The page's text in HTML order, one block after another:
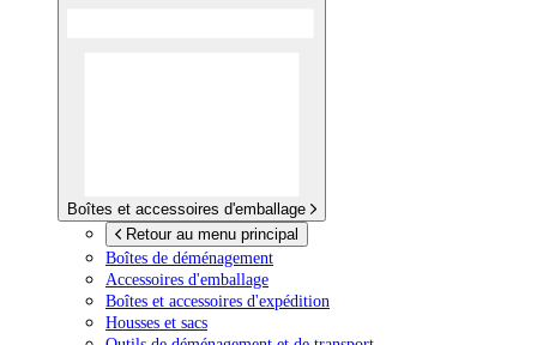
Boîtes et accessoires d'emballage
Retour au menu principal
Boîtes de déménagement
Accessoires d'emballage
Boîtes et accessoires d'expédition
Housses et sacs